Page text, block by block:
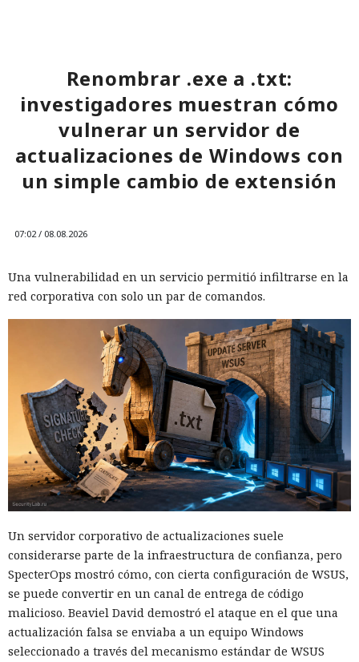
Renombrar .exe a .txt:
investigadores muestran cómo
vulnerar un servidor de
actualizaciones de Windows con
un simple cambio de extensión
07:02 / 08.08.2026
Una vulnerabilidad en un servicio permitió infiltrarse en la
red corporativa con solo un par de comandos.
Un servidor corporativo de actualizaciones suele
considerarse parte de la infraestructura de confianza, pero
SpecterOps mostró cómo, con cierta configuración de WSUS,
se puede convertir en un canal de entrega de código
malicioso. Beaviel David demostró el ataque en el que una
actualización falsa se enviaba a un equipo Windows
seleccionado a través del mecanismo estándar de WSUS